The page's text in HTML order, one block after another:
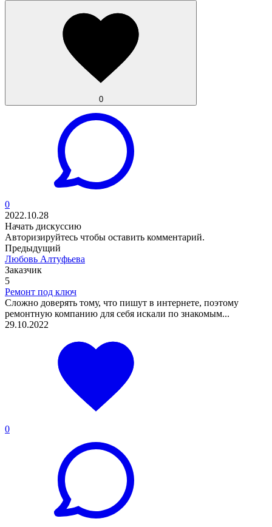
0
0
2022.10.28
Начать дискуссию
Авторизируйтесь чтобы оставить комментарий.
Предыдущий
Любовь Алтуфьева
Заказчик
5
Ремонт под ключ
Сложно доверять тому, что пишут в интернете, поэтому
ремонтную компанию для себя искали по знакомым...
29.10.2022
0